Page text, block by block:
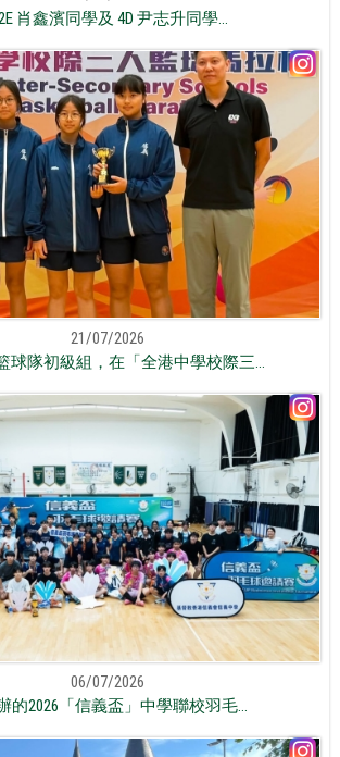
肖鑫濱同學及 4D 尹志升同學...
21/07/2026
球隊初級組，在「全港中學校際三...
06/07/2026
的2026「信義盃」中學聯校羽毛...